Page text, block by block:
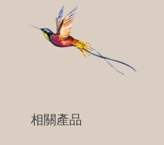
相關產品